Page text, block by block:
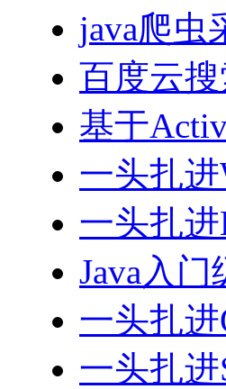
java爬虫
百度云
基于
一头扎进
一头扎
Java入
一头扎进
一头扎